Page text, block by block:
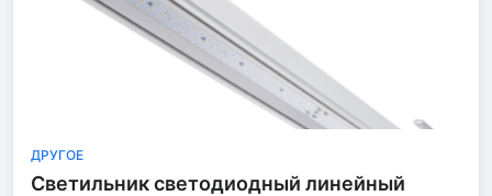
ДРУГОЕ
Светильник светодиодный линейный